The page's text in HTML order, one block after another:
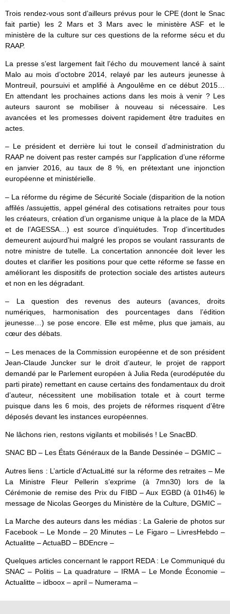
Trois rendez-vous sont d’ailleurs prévus pour le CPE (dont le Snac
fait partie) les 2 Mars et 3 Mars avec le ministère ASF et le
ministère de la culture sur ces questions de la reforme sécu et du
RAAP.
La presse s’est largement fait l’écho du mouvement lancé à saint
Malo au mois d’octobre 2014, relayé par les auteurs jeunesse à
Montreuil, poursuivi et amplifié à Angoulême en ce début 2015…
En attendant les prochaines actions dans les mois à venir ? Les
auteurs sauront se mobiliser à nouveau si nécessaire. Les
avancées et les promesses doivent rapidement être traduites en
actes.
– Le président et derrière lui tout le conseil d’administration du
RAAP ne doivent pas rester campés sur l’application d’une réforme
en janvier 2016, au taux de 8 %, en prétextant une injonction
européenne et ministérielle.
– La réforme du régime de Sécurité Sociale (disparition de la notion
affilés /assujettis, appel général des cotisations retraites pour tous
les créateurs, création d’un organisme unique à la place de la MDA
et de l’AGESSA…) est source d’inquiétudes. Trop d’incertitudes
demeurent aujourd’hui malgré les propos se voulant rassurants de
notre ministre de tutelle. La concertation annoncée doit lever les
doutes et clarifier les positions pour que cette réforme se fasse en
améliorant les dispositifs de protection sociale des artistes auteurs
et non en les dégradant.
– La question des revenus des auteurs (avances, droits
numériques, harmonisation des pourcentages dans l’édition
jeunesse…) se pose encore. Elle est même, plus que jamais, au
cœur des débats.
– Les menaces de la Commission européenne et de son président
Jean-Claude Juncker sur le droit d’auteur, le projet de rapport
demandé par le Parlement européen à Julia Reda (eurodéputée du
parti pirate) remettant en cause certains des fondamentaux du droit
d’auteur, nécessitent une mobilisation totale et à court terme
puisque dans les 6 mois, des projets de réformes risquent d’être
déposés devant les instances européennes.
Ne lâchons rien, restons vigilants et mobilisés ! Le SnacBD.
SNAC BD – Les États Généraux de la Bande Dessinée – DGMIC –
Autres liens : L’article d’ActuaLitté sur la réforme des retraites – Me
La Ministre Fleur Pellerin s’exprime (à 7mn30) lors de la
Cérémonie de remise des Prix du FIBD – Aux EGBD (à 01h46) le
message de Nicolas Georges du Ministère de la Culture, DGMIC –
La Marche des auteurs dans les médias : La Galerie de photos sur
Facebook – Le Monde – 20 Minutes – Le Figaro – LivresHebdo –
Actualitte – ActuaBD – BDEncre –
Quelques articles concernant le rapport REDA : Le Communiqué du
SNAC – Politis – La quadrature – IRMA – Le Monde Économie –
Actualitte – idboox – april – Numerama –